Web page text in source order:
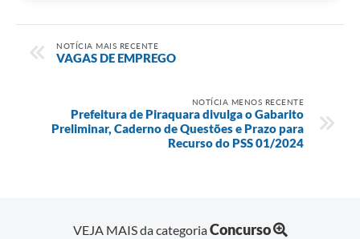
NOTÍCIA MAIS RECENTE
VAGAS DE EMPREGO
NOTÍCIA MENOS RECENTE
Prefeitura de Piraquara divulga o Gabarito
Preliminar, Caderno de Questões e Prazo para
Recurso do PSS 01/2024
VEJA MAIS da categoriaConcurso